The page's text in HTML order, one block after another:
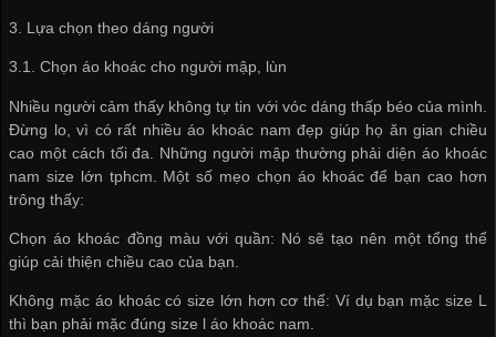
3. Lựa chọn theo dáng người
3.1. Chọn áo khoác cho người mập, lùn
Nhiều người cảm thấy không tự tin với vóc dáng thấp béo của mình.
Đừng lo, vì có rất nhiều áo khoác nam đẹp giúp họ ăn gian chiều
cao một cách tối đa. Những người mập thường phải diện áo khoác
nam size lớn tphcm. Một số mẹo chọn áo khoác để bạn cao hơn
trông thấy:
Chọn áo khoác đồng màu với quần: Nó sẽ tạo nên một tổng thể
giúp cải thiện chiều cao của bạn.
Không mặc áo khoác có size lớn hơn cơ thể: Ví dụ bạn mặc size L
thì bạn phải mặc đúng size l áo khoác nam.